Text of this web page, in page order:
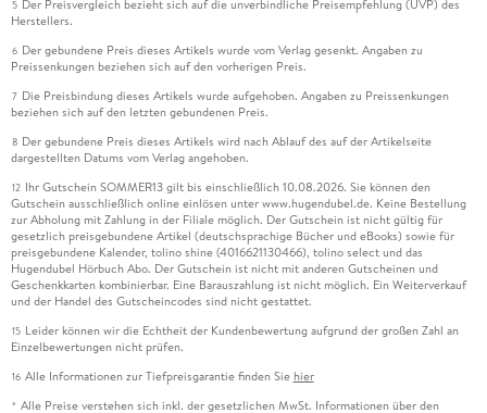
5 Der Preisvergleich bezieht sich auf die unverbindliche Preisempfehlung (UVP) des
Herstellers.
6 Der gebundene Preis dieses Artikels wurde vom Verlag gesenkt. Angaben zu
Preissenkungen beziehen sich auf den vorherigen Preis.
7 Die Preisbindung dieses Artikels wurde aufgehoben. Angaben zu Preissenkungen
beziehen sich auf den letzten gebundenen Preis.
8 Der gebundene Preis dieses Artikels wird nach Ablauf des auf der Artikelseite
dargestellten Datums vom Verlag angehoben.
12 Ihr Gutschein SOMMER13 gilt bis einschließlich 10.08.2026. Sie können den
Gutschein ausschließlich online einlösen unter www.hugendubel.de. Keine Bestellung
zur Abholung mit Zahlung in der Filiale möglich. Der Gutschein ist nicht gültig für
gesetzlich preisgebundene Artikel (deutschsprachige Bücher und eBooks) sowie für
preisgebundene Kalender, tolino shine (4016621130466), tolino select und das
Hugendubel Hörbuch Abo. Der Gutschein ist nicht mit anderen Gutscheinen und
Geschenkkarten kombinierbar. Eine Barauszahlung ist nicht möglich. Ein Weiterverkauf
und der Handel des Gutscheincodes sind nicht gestattet.
15 Leider können wir die Echtheit der Kundenbewertung aufgrund der großen Zahl an
Einzelbewertungen nicht prüfen.
16 Alle Informationen zur Tiefpreisgarantie finden Sie hier
* Alle Preise verstehen sich inkl. der gesetzlichen MwSt. Informationen über den